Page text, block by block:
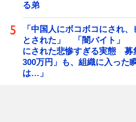
る弟
「中国人にボコボコにされ
とされた」 「闇バイト」
にされた悲惨すぎる実態 募
300万円」も、組織に入った
は…」